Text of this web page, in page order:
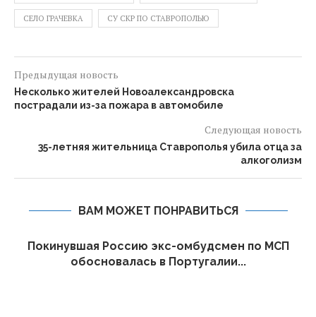
СЕЛО ГРАЧЕВКА СУ СКР ПО СТАВРОПОЛЬЮ
Предыдущая новость
Несколько жителей Новоалександровска
пострадали из-за пожара в автомобиле
Следующая новость
35-летняя жительница Ставрополья убила отца за
алкоголизм
ВАМ МОЖЕТ ПОНРАВИТЬСЯ
Покинувшая Россию экс-омбудсмен по МСП
обосновалась в Португалии...